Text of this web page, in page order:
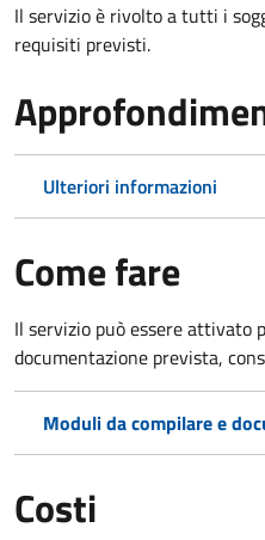
Il servizio è rivolto a tutti i
requisiti previsti.
Ulteriori informazioni
Come fare
Il servizio può essere attivato
documentazione prevista,
Moduli da compilare e
Costi